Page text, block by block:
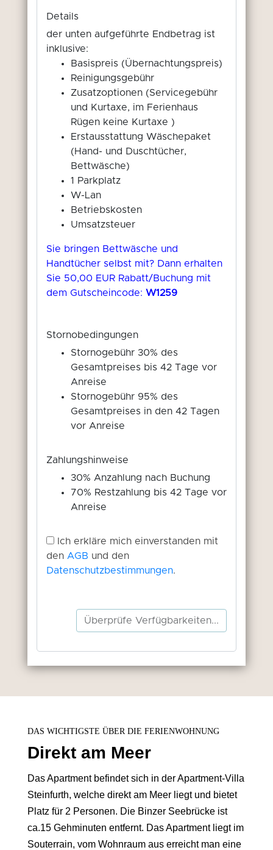
DAS WICHTIGSTE ÜBER DIE FERIENWOHNUNG
Direkt am Meer
Das Apartment befindet sich in der Apartment-Villa
Steinfurth, welche direkt am Meer liegt und bietet
Platz für 2 Personen. Die Binzer Seebrücke ist
ca.15 Gehminuten entfernt. Das Apartment liegt im
Souterrain, vom Wohnraum aus erreicht man eine